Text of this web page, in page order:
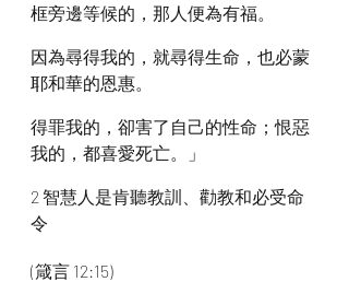
框旁邊等候的，那人便為有福。
因為尋得我的，就尋得生命，也必蒙
耶和華的恩惠。
得罪我的，卻害了自己的性命；恨惡
我的，都喜愛死亡。」
2 智慧人是肯聽教訓、勸教和必受命
令
(箴言 12:15)